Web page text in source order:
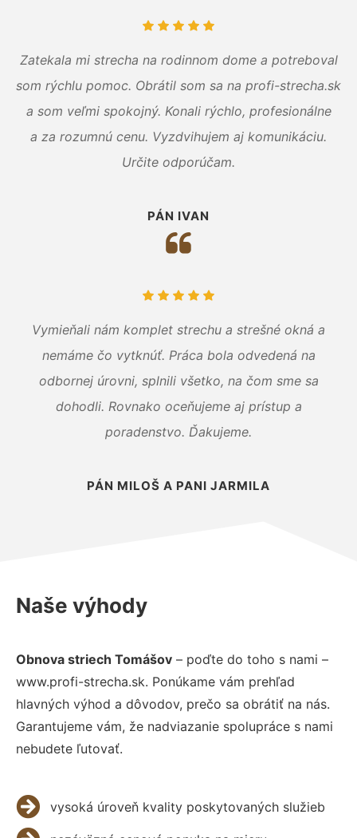
Zatekala mi strecha na rodinnom dome a potreboval
som rýchlu pomoc. Obrátil som sa na profi-strecha.sk
a som veľmi spokojný. Konali rýchlo, profesionálne
a za rozumnú cenu. Vyzdvihujem aj komunikáciu.
Určite odporúčam.
PÁN IVAN
Vymieňali nám komplet strechu a strešné okná a
nemáme čo vytknúť. Práca bola odvedená na
odbornej úrovni, splnili všetko, na čom sme sa
dohodli. Rovnako oceňujeme aj prístup a
poradenstvo. Ďakujeme.
PÁN MILOŠ A PANI JARMILA
Naše výhody
Obnova striech Tomášov – poďte do toho s nami –
www.profi-strecha.sk. Ponúkame vám prehľad
hlavných výhod a dôvodov, prečo sa obrátiť na nás.
Garantujeme vám, že nadviazanie spolupráce s nami
nebudete ľutovať.
vysoká úroveň kvality poskytovaných služieb